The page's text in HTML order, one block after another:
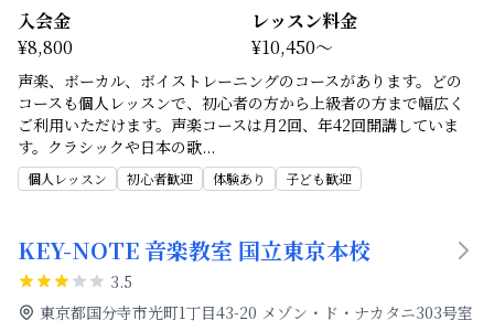
入会金
¥8,800
レッスン料金
¥10,450～
声楽、ボーカル、ボイストレーニングのコースがあります。どの
コースも個人レッスンで、初心者の方から上級者の方まで幅広く
ご利用いただけます。声楽コースは月2回、年42回開講していま
す。クラシックや日本の歌...
個人レッスン 初心者歓迎 体験あり 子ども歓迎
KEY-NOTE 音楽教室 国立東京本校
3.5
東京都国分寺市光町1丁目43-20 メゾン・ド・ナカタニ303号室